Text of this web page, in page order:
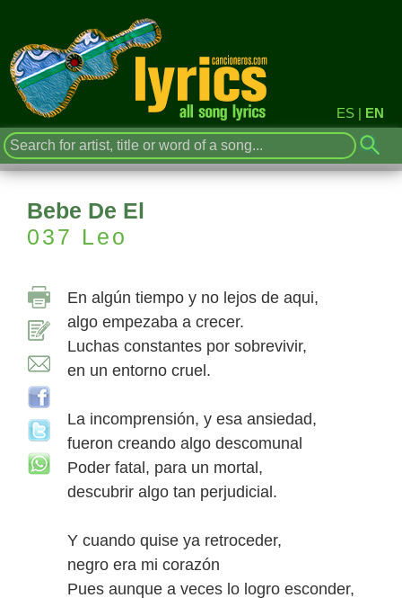
ES | EN
Bebe De El
037 Leo
En algún tiempo y no lejos de aqui,
algo empezaba a crecer.
Luchas constantes por sobrevivir,
en un entorno cruel.
La incomprensión, y esa ansiedad,
fueron creando algo descomunal
Poder fatal, para un mortal,
descubrir algo tan perjudicial.
Y cuando quise ya retroceder,
negro era mi corazón
Pues aunque a veces lo logro esconder,